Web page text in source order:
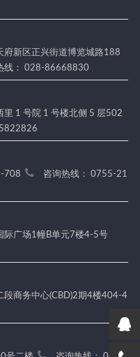
府新区正兴街道博览城路188
线： 028-86668830
里 1 号院 1 号楼北侧 5 层502
708
咨询热线： 0755-21
际广场1幢B单元7楼4-5号
段商务中心(CBD)2期4楼404-4